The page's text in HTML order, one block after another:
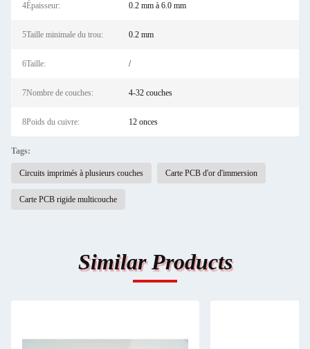
4Épaisseur: 0.2 mm à 6.0 mm
5Taille minimale du trou: 0.2 mm
6Taille: /
7Nombre de couches: 4-32 couches
8Poids du cuivre: 12 onces
Tags:
Circuits imprimés à plusieurs couches Carte PCB d'or d'immersion
Carte PCB rigide multicouche
Similar Products